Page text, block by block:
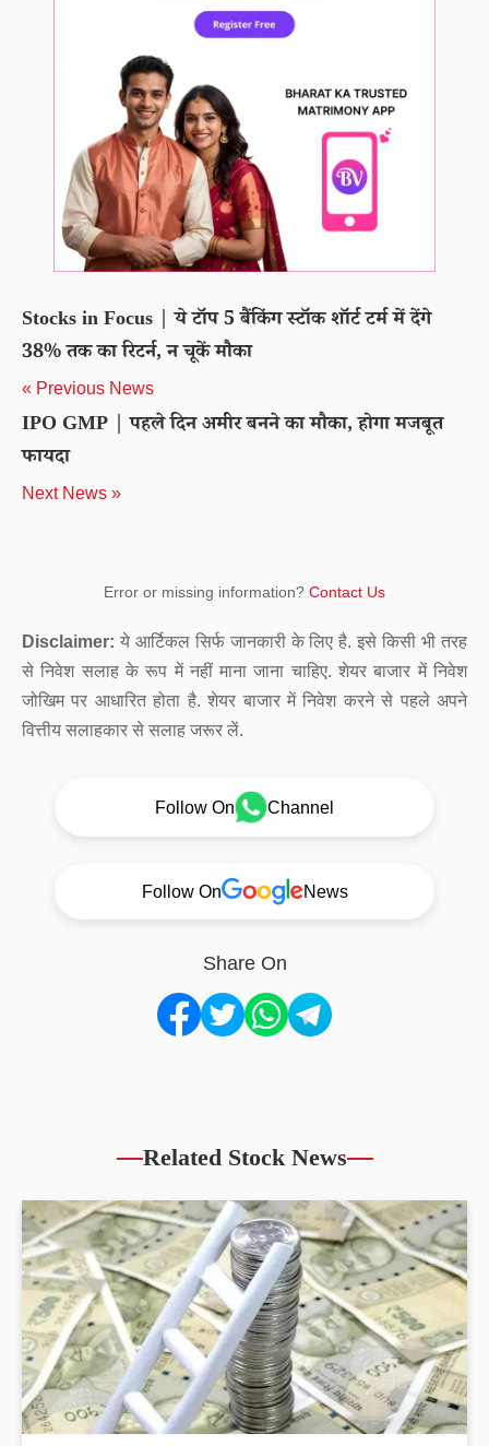
Stocks in Focus | ये टॉप 5 बैंकिंग स्टॉक शॉर्ट टर्म में देंगे
38% तक का रिटर्न, न चूकें मौका
« Previous News
IPO GMP | पहले दिन अमीर बनने का मौका, होगा मजबूत
फायदा
Next News »
Error or missing information? Contact Us
Disclaimer: ये आर्टिकल सिर्फ जानकारी के लिए है. इसे किसी भी तरह
से निवेश सलाह के रूप में नहीं माना जाना चाहिए. शेयर बाजार में निवेश
जोखिम पर आधारित होता है. शेयर बाजार में निवेश करने से पहले अपने
वित्तीय सलाहकार से सलाह जरूर लें.
Follow On Channel
Follow On News
Share On
Related Stock News